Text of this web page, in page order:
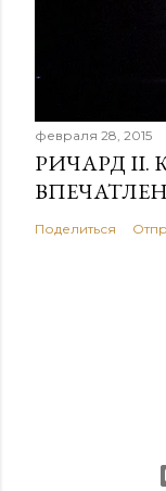
февраля 28, 2015
РИЧАРД II.
Поделиться